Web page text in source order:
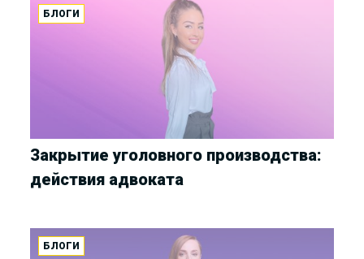
БЛОГИ
Закрытие уголовного производства:
действия адвоката
БЛОГИ